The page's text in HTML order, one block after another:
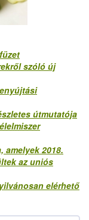
szóló új
útmutatója
amelyek 2018.
az uniós
elérhető